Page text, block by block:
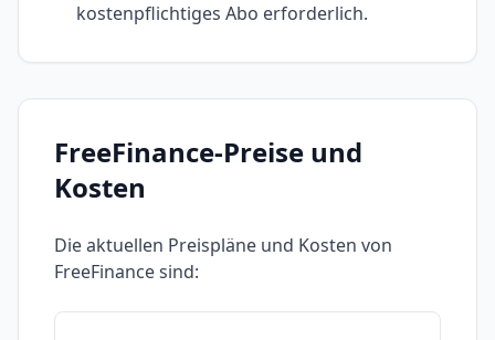
kostenpflichtiges Abo erforderlich.
FreeFinance-Preise und
Kosten
Die aktuellen Preispläne und Kosten von
FreeFinancesind: